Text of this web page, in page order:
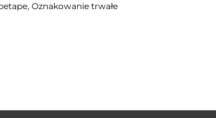
Oznakowanie trwałe